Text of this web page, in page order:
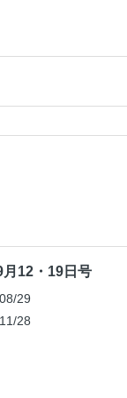
月12・19日号
29
28